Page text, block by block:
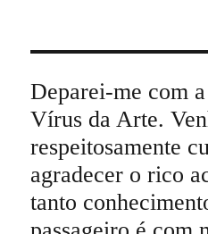
Deparei-me com
Vírus da Arte.
respeitosamente
agradecer o rico
tanto